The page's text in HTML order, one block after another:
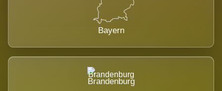
Bayern
Brandenburg